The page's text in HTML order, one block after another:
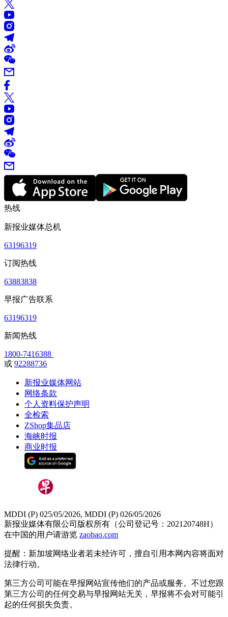
热线
新报业媒体总机
63196319
订阅热线
63883838
早报广告联系
63196319
新闻热线
1800-7416388
或 92288736
新报业媒体网站
网络条款
个人资料保护声明
全检索
ZShop集品店
海峡时报
商业时报
MDDI (P) 025/05/2026, MDDI (P) 026/05/2026
新报业媒体有限公司版权所有（公司登记号：202120748H）
在中国的用户请游览 zaobao.com
提醒：新加坡网络业者若未经许可，擅自引用本网内容将面对
法律行动。
第三方公司可能在早报网站宣传他们的产品或服务。不过您跟
第三方公司的任何交易与早报网站无关，早报将不会对可能引
起的任何损失负责。